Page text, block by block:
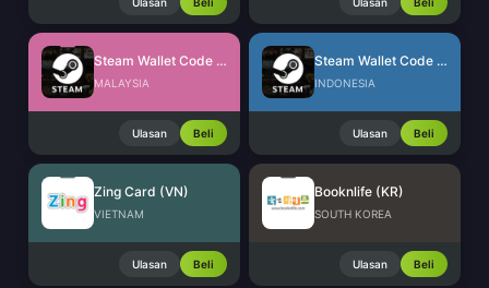
Steam Wallet Code (MYR)
MALAYSIA
Ulasan Beli
Steam Wallet Code (IDR)
INDONESIA
Ulasan Beli
Zing Card (VN)
VIETNAM
Ulasan Beli
Booknlife (KR)
SOUTH KOREA
Ulasan Beli